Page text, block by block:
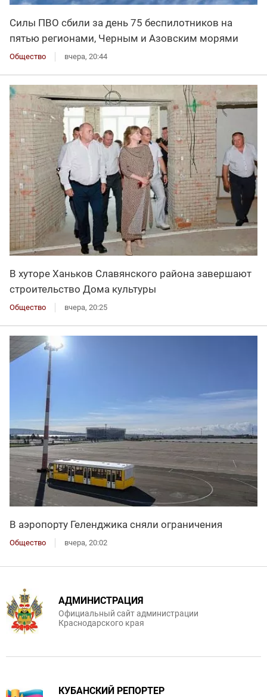
Силы ПВО сбили за день 75 беспилотников на
пятью регионами, Черным и Азовским морями
Общество вчера, 20:44
В хуторе Ханьков Славянского района завершают
строительство Дома культуры
Общество вчера, 20:25
В аэропорту Геленджика сняли ограничения
Общество вчера, 20:02
АДМИНИСТРАЦИЯ
Официальный сайт администрации
Краснодарского края
КУБАНСКИЙ РЕПОРТЕР